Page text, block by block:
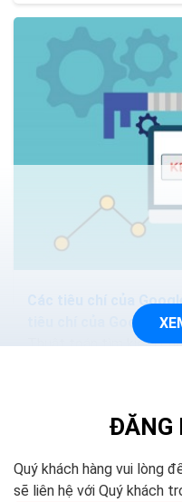
Các tiêu chí của
tiêu chí của Google
Thuật toán tìm kiếm
ĐĂNG
Quý khách hàng vui lòng
sẽ liên hệ với Quý khách